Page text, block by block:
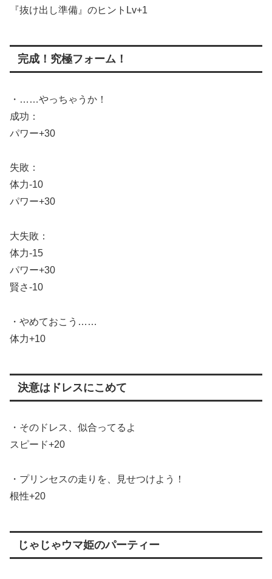
『抜け出し準備』のヒントLv+1
完成！究極フォーム！
・……やっちゃうか！
成功：
パワー+30
失敗：
体力-10
パワー+30
大失敗：
体力-15
パワー+30
賢さ-10
・やめておこう……
体力+10
決意はドレスにこめて
・そのドレス、似合ってるよ
スピード+20
・プリンセスの走りを、見せつけよう！
根性+20
じゃじゃウマ姫のパーティー